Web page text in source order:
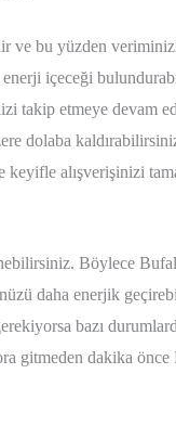
ve bu yüzden
enerji içeceği
takip etmeye devam
dolaba
keyifle alışverişinizi
Böylece
daha enerjik
bazı
gitmeden dakika